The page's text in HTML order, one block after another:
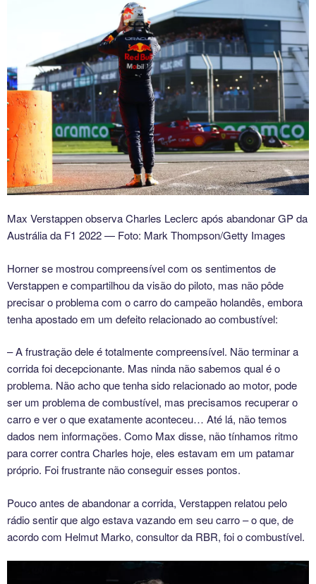
Max Verstappen observa Charles Leclerc após abandonar GP da
Austrália da F1 2022 — Foto: Mark Thompson/Getty Images
Horner se mostrou compreensível com os sentimentos de
Verstappen e compartilhou da visão do piloto, mas não pôde
precisar o problema com o carro do campeão holandês, embora
tenha apostado em um defeito relacionado ao combustível:
– A frustração dele é totalmente compreensível. Não terminar a
corrida foi decepcionante. Mas ninda não sabemos qual é o
problema. Não acho que tenha sido relacionado ao motor, pode
ser um problema de combustível, mas precisamos recuperar o
carro e ver o que exatamente aconteceu… Até lá, não temos
dados nem informações. Como Max disse, não tínhamos ritmo
para correr contra Charles hoje, eles estavam em um patamar
próprio. Foi frustrante não conseguir esses pontos.
Pouco antes de abandonar a corrida, Verstappen relatou pelo
rádio sentir que algo estava vazando em seu carro – o que, de
acordo com Helmut Marko, consultor da RBR, foi o combustível.